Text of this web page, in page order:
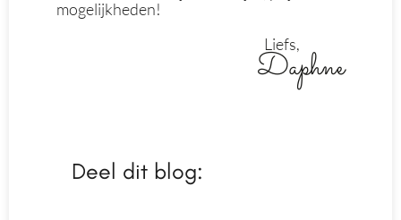
mogelijkheden!
Liefs,
Daphne
Deel dit blog: